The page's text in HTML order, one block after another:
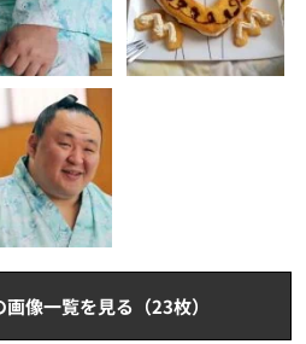
像一覧を見る（23枚）